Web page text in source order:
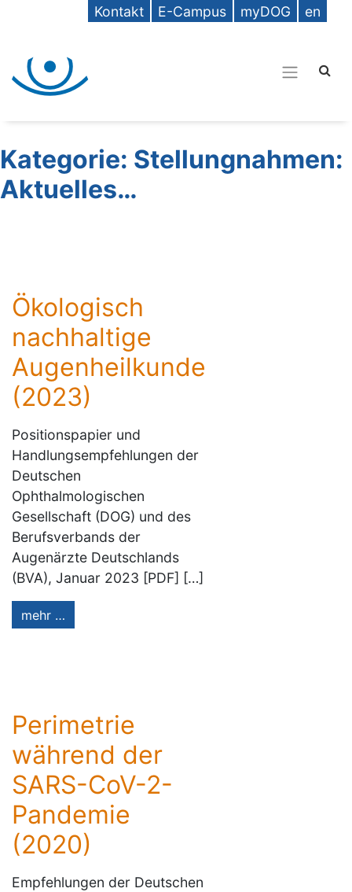
Kontakt E-Campus myDOG en
Kategorie: Stellungnahmen:
Aktuelles…
Ökologisch
nachhaltige
Augenheilkunde
(2023)
Positionspapier und
Handlungsempfehlungen der
Deutschen
Ophthalmologischen
Gesellschaft (DOG) und des
Berufsverbands der
Augenärzte Deutschlands
(BVA), Januar 2023 [PDF] […]
mehr …
Perimetrie
während der
SARS-CoV-2-
Pandemie
(2020)
Empfehlungen der Deutschen